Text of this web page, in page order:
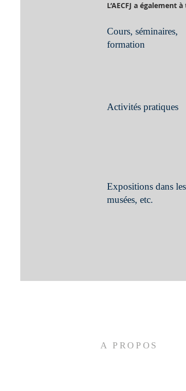
L’AECFJ a
Cours, séminaires,
formation
Activités pratiques
Expositions dans les
musées, etc.
A PROPOS